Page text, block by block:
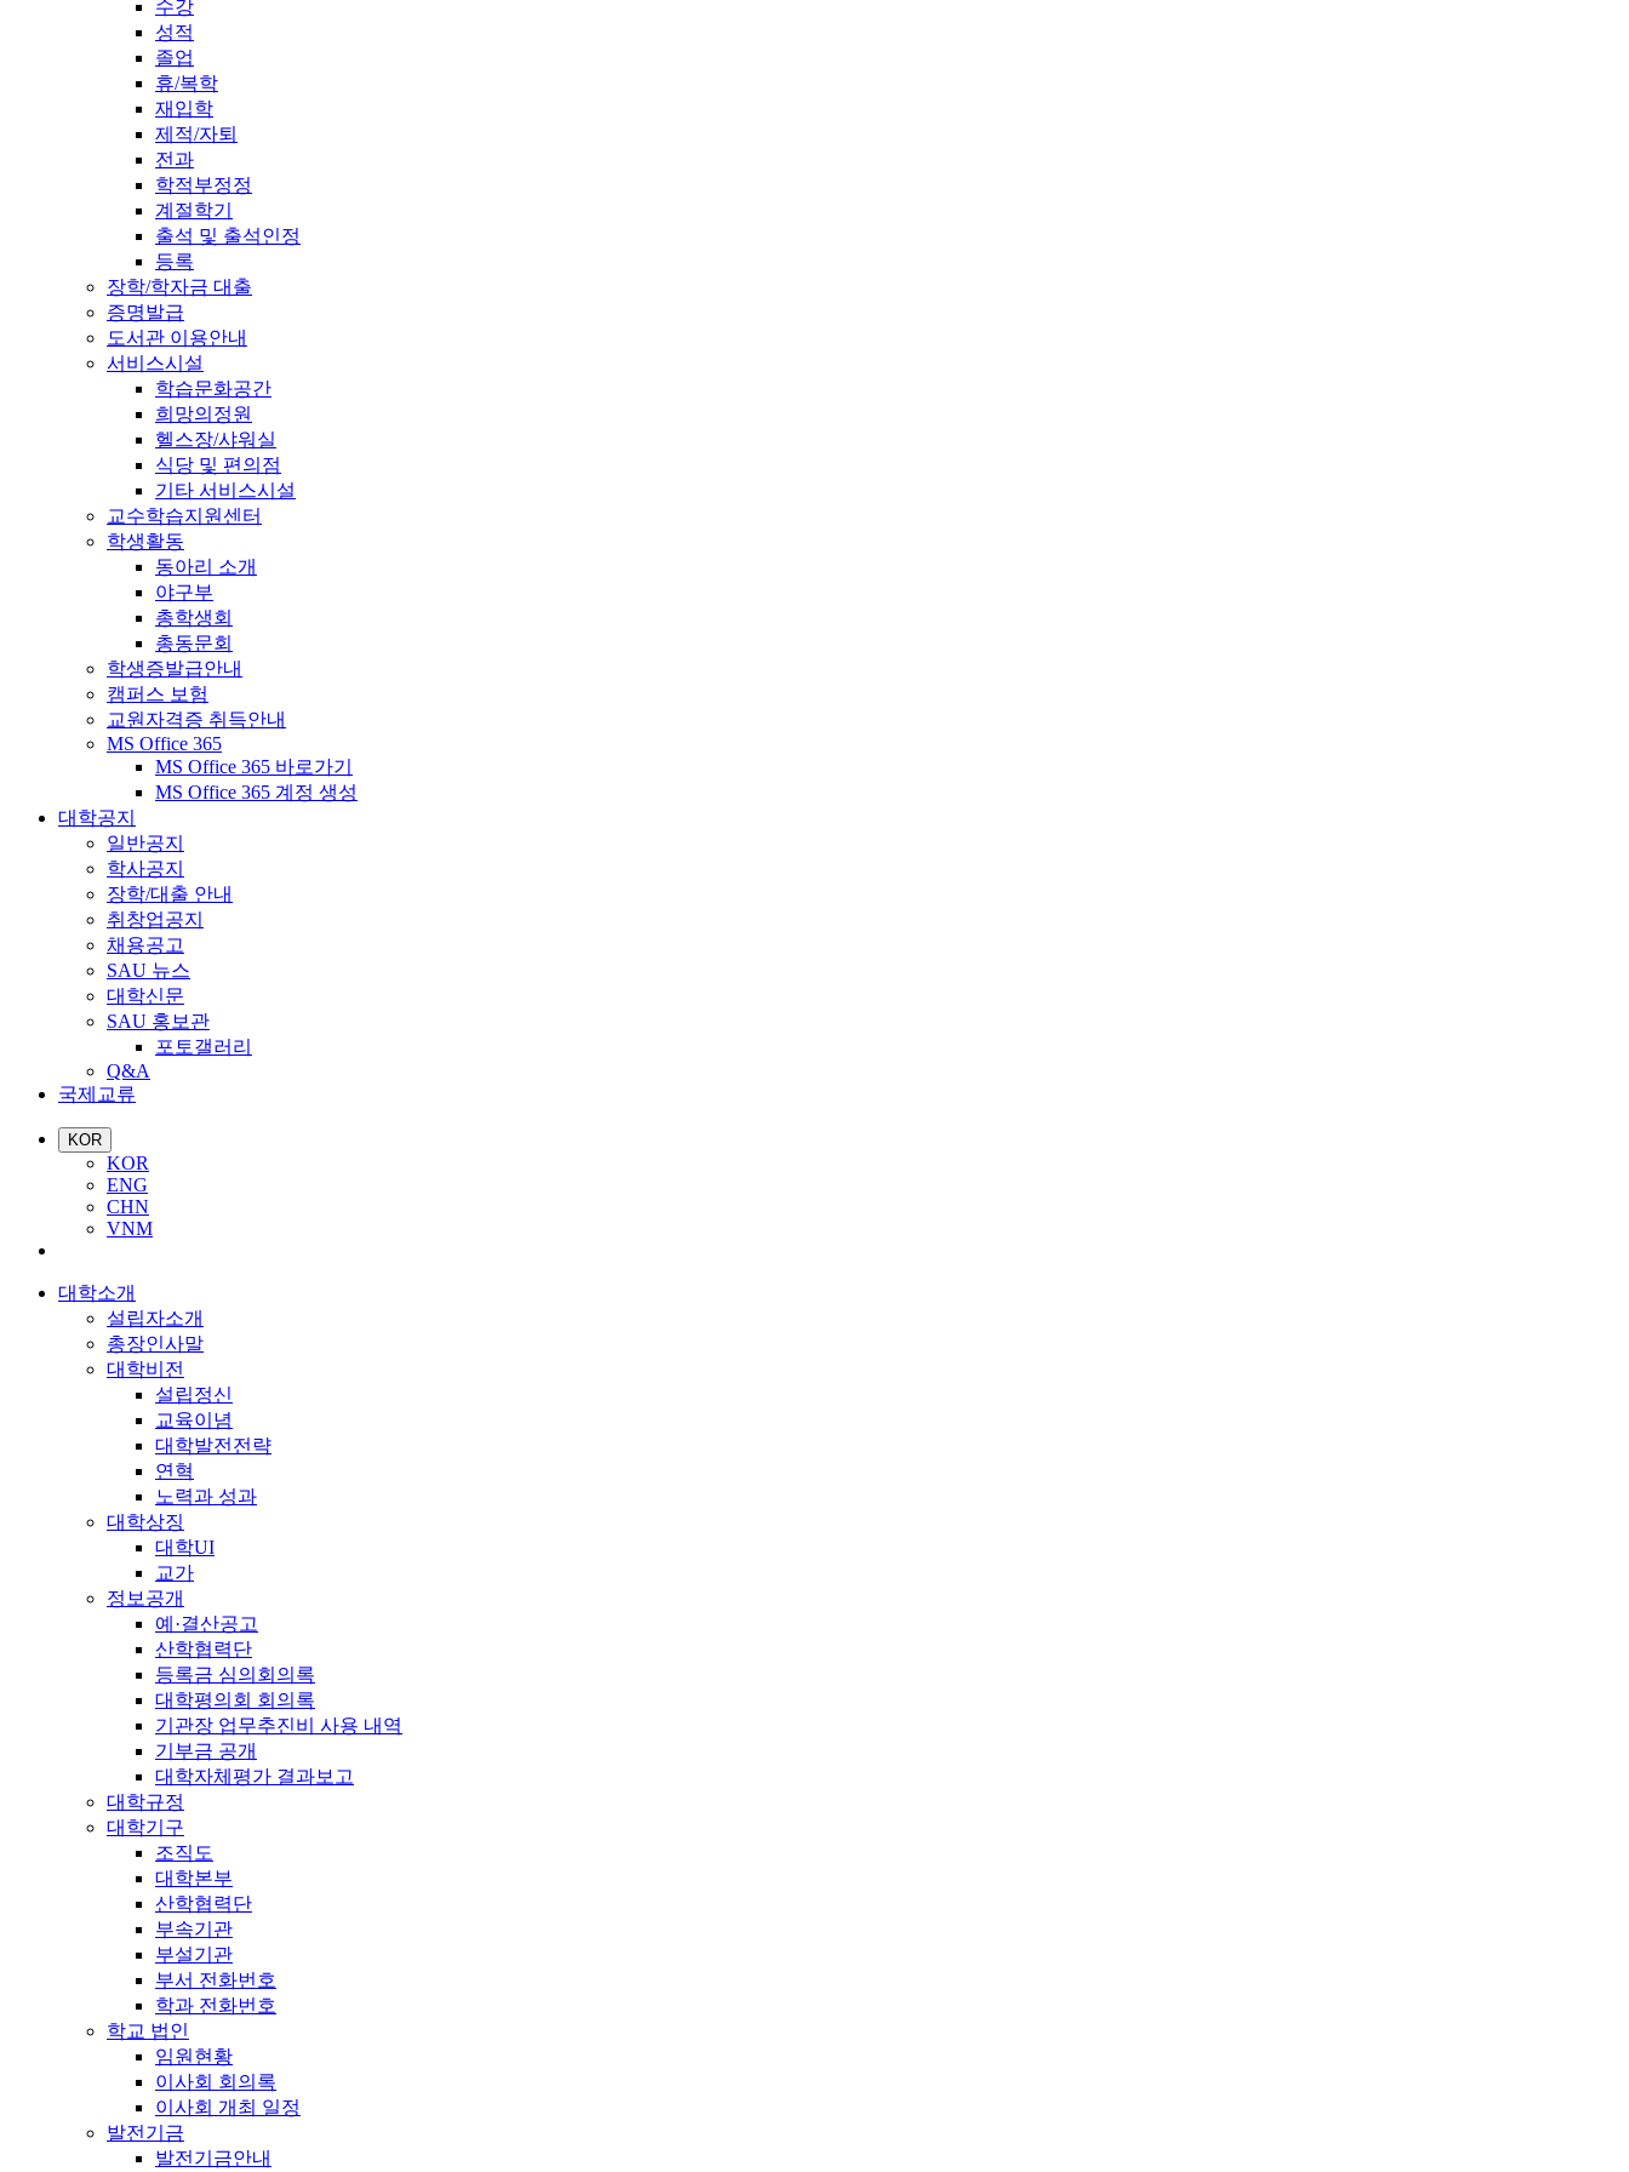
수강
성적
졸업
휴/복학
재입학
제적/자퇴
전과
학적부정정
계절학기
출석 및 출석인정
등록
장학/학자금 대출
증명발급
도서관 이용안내
서비스시설
학습문화공간
희망의정원
헬스장/샤워실
식당 및 편의점
기타 서비스시설
교수학습지원센터
학생활동
동아리 소개
야구부
총학생회
총동문회
학생증발급안내
캠퍼스 보험
교원자격증 취득안내
MS Office 365
MS Office 365 바로가기
MS Office 365 계정 생성
대학공지
일반공지
학사공지
장학/대출 안내
취창업공지
채용공고
SAU 뉴스
대학신문
SAU 홍보관
포토갤러리
Q&A
국제교류
KOR
KOR
ENG
CHN
VNM
대학소개
설립자소개
총장인사말
대학비전
설립정신
교육이념
대학발전전략
연혁
노력과 성과
대학상징
대학UI
교가
정보공개
예·결산공고
산학협력단
등록금 심의회의록
대학평의회 회의록
기관장 업무추진비 사용 내역
기부금 공개
대학자체평가 결과보고
대학규정
대학기구
조직도
대학본부
산학협력단
부속기관
부설기관
부서 전화번호
학과 전화번호
학교 법인
임원현황
이사회 회의록
이사회 개최 일정
발전기금
발전기금안내